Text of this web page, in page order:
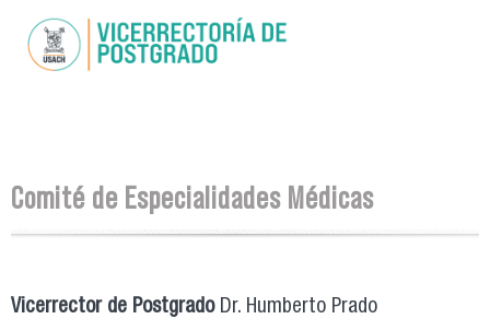
contenido
Se encuentra usted aquí
Comité de Especialidades Médicas
Vicerrector de Postgrado Dr. Humberto Prado